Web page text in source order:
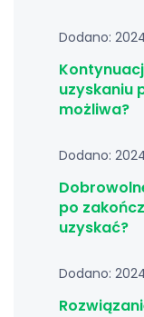
Dodano:
uzyskaniu
możliwa?
Dodano:
po
uzyskać?
Dodano: